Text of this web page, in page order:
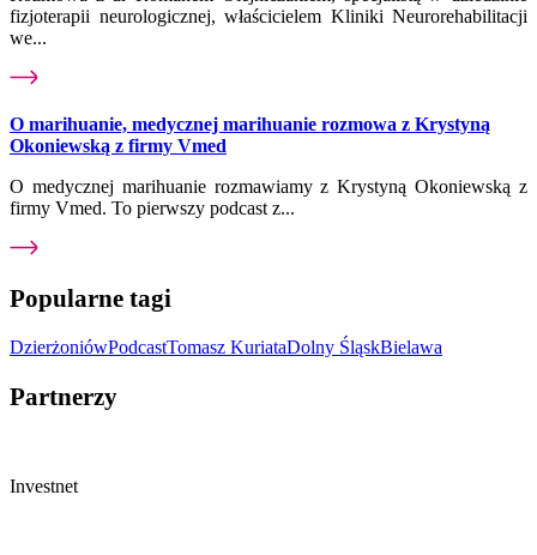
fizjoterapii neurologicznej, właścicielem Kliniki Neurorehabilitacji
we...
O marihuanie, medycznej marihuanie rozmowa z Krystyną
Okoniewską z firmy Vmed
O medycznej marihuanie rozmawiamy z Krystyną Okoniewską z
firmy Vmed. To pierwszy podcast z...
Popularne tagi
DzierżoniówPodcastTomasz KuriataDolny ŚląskBielawa
Partnerzy
Investnet